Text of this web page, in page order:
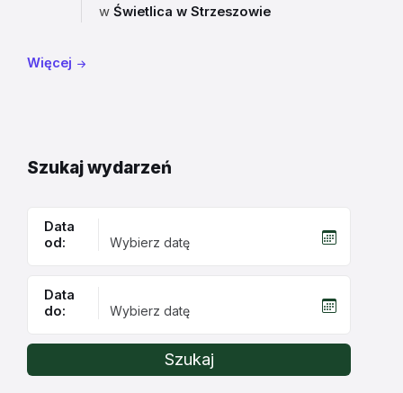
w Świetlica w Strzeszowie
Więcej
Szukaj wydarzeń
Data
od:
Data
do:
Szukaj